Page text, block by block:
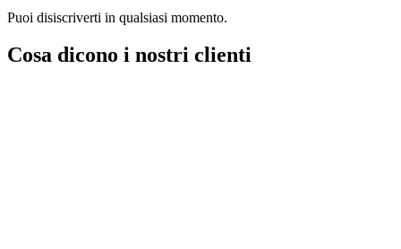
Puoi disiscriverti in qualsiasi momento.
Cosa dicono i nostri clienti